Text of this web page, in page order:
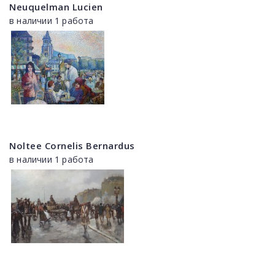
Neuquelman Lucien
в наличии 1 работа
Noltee Cornelis Bernardus
в наличии 1 работа